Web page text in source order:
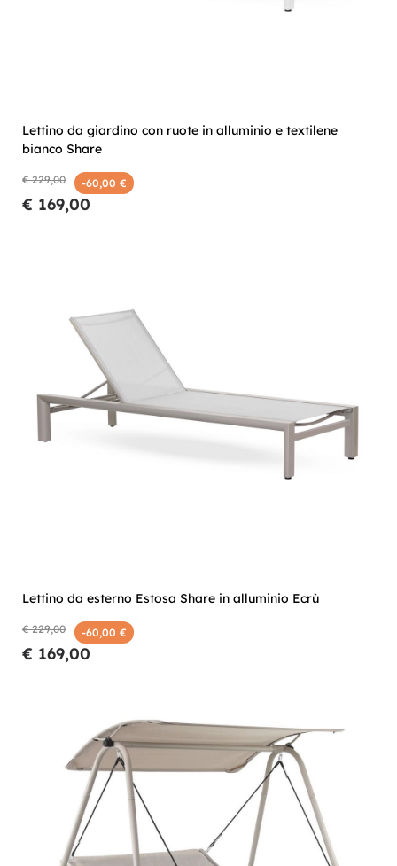
Lettino da giardino con ruote in alluminio e textilene
bianco Share
€ 229,00 -60,00 €
€ 169,00
Lettino da esterno Estosa Share in alluminio Ecrù
€ 229,00 -60,00 €
€ 169,00